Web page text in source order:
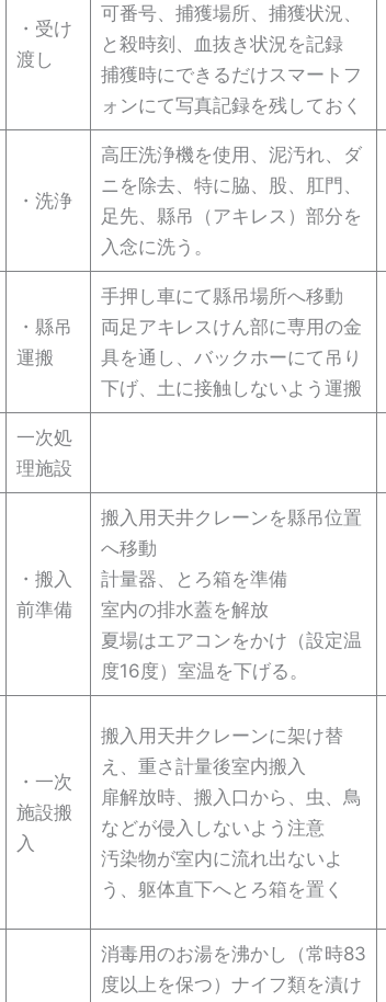
・受け
渡し
可番号、捕獲場所、捕獲状況、
と殺時刻、血抜き状況を記録
捕獲時にできるだけスマートフ
ォンにて写真記録を残しておく
・洗浄
高圧洗浄機を使用、泥汚れ、ダ
ニを除去、特に脇、股、肛門、
足先、縣吊（アキレス）部分を
入念に洗う。
・縣吊
運搬
手押し車にて縣吊場所へ移動
両足アキレスけん部に専用の金
具を通し、バックホーにて吊り
下げ、土に接触しないよう運搬
一次処
理施設
・搬入
前準備
搬入用天井クレーンを縣吊位置
へ移動
計量器、とろ箱を準備
室内の排水蓋を解放
夏場はエアコンをかけ（設定温
度16度）室温を下げる。
・一次
施設搬
入
搬入用天井クレーンに架け替
え、重さ計量後室内搬入
扉解放時、搬入口から、虫、鳥
などが侵入しないよう注意
汚染物が室内に流れ出ないよ
う、躯体直下へとろ箱を置く
消毒用のお湯を沸かし（常時83
度以上を保つ）ナイフ類を漬け